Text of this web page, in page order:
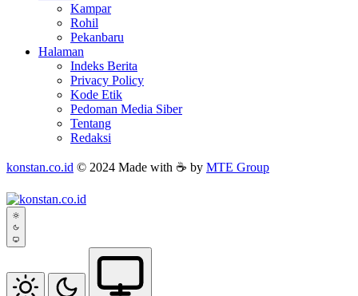
Kampar
Rohil
Pekanbaru
Halaman
Indeks Berita
Privacy Policy
Kode Etik
Pedoman Media Siber
Tentang
Redaksi
konstan.co.id © 2024 Made with ☕ by MTE Group